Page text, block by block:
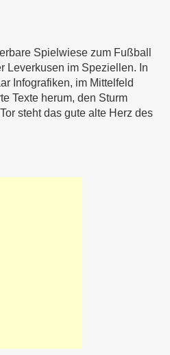
Spielwiese zum Fußball
Leverkusen im Speziellen. In
Infografiken, im Mittelfeld
Texte herum, den Sturm
steht das gute alte Herz des